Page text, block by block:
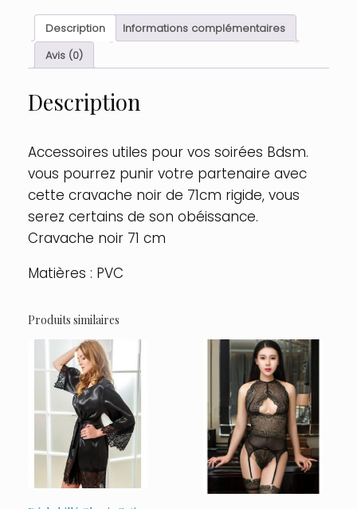
Couleur
Noir
Description
Informations complémentaires
Avis (0)
Description
Accessoires utiles pour vos soirées Bdsm.
vous pourrez punir votre partenaire avec
cette cravache noir de 71cm rigide, vous
serez certains de son obéissance.
Cravache noir 71 cm
Matières : PVC
Produits similaires